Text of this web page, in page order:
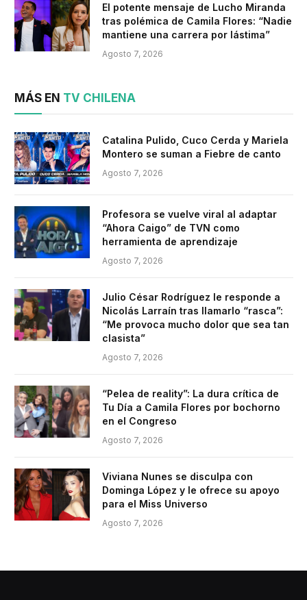
El potente mensaje de Lucho Miranda
tras polémica de Camila Flores: “Nadie
mantiene una carrera por lástima”
Agosto 7, 2026
MÁS EN TV CHILENA
Catalina Pulido, Cuco Cerda y Mariela
Montero se suman a Fiebre de canto
Agosto 7, 2026
Profesora se vuelve viral al adaptar
“Ahora Caigo” de TVN como
herramienta de aprendizaje
Agosto 7, 2026
Julio César Rodríguez le responde a
Nicolás Larraín tras llamarlo “rasca”:
“Me provoca mucho dolor que sea tan
clasista”
Agosto 7, 2026
“Pelea de reality”: La dura crítica de
Tu Día a Camila Flores por bochorno
en el Congreso
Agosto 7, 2026
Viviana Nunes se disculpa con
Dominga López y le ofrece su apoyo
para el Miss Universo
Agosto 7, 2026